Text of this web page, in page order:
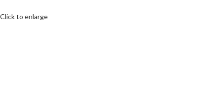
Click to enlarge